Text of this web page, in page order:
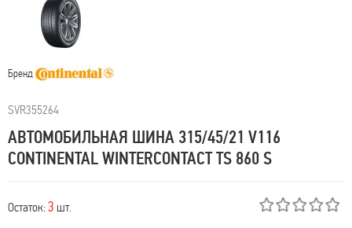
Бренд
SVR355264
АВТОМОБИЛЬНАЯ ШИНА 315/45/21 V116
CONTINENTAL WINTERCONTACT TS 860 S
Остаток: 3 шт.